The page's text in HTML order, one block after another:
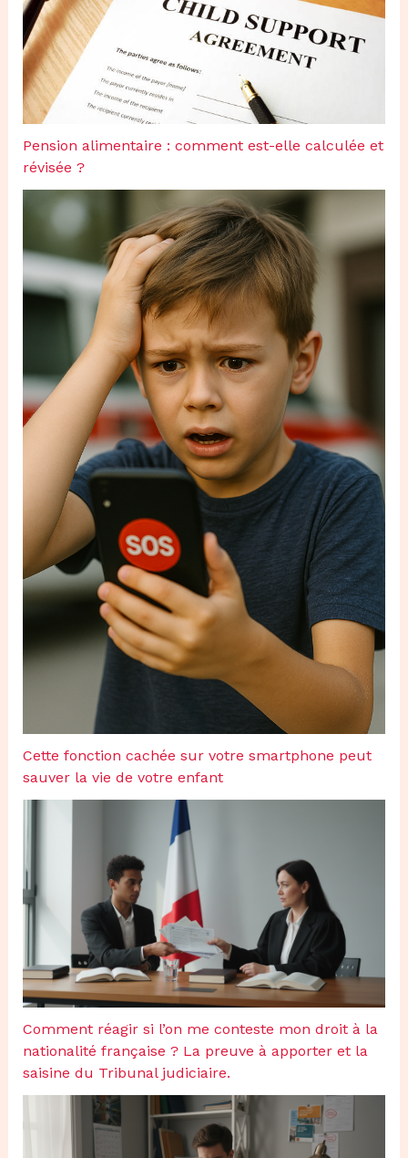
Pension alimentaire : comment est-elle calculée et
révisée ?
Cette fonction cachée sur votre smartphone peut
sauver la vie de votre enfant
Comment réagir si l’on me conteste mon droit à la
nationalité française ? La preuve à apporter et la
saisine du Tribunal judiciaire.